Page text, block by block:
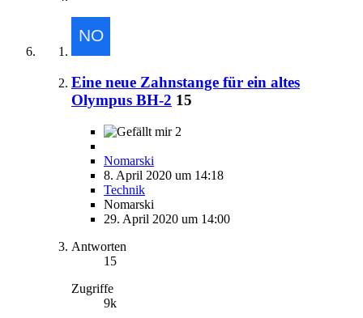
Eine neue Zahnstange für ein altes
Olympus BH-2 15
2
Nomarski
8. April 2020 um 14:18
Technik
Nomarski
29. April 2020 um 14:00
Antworten
15
Zugriffe
9k